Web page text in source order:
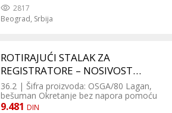
konstrukcija Čelične ivice sprečavaju
ispadanje registratora Osnova i delovi koji
2817
Beograd, Srbija
ROTIRAJUĆI STALAK ZA
REGISTRATORE – NOSIVOST
300KG
36.2 | Šifra proizvoda: OSGA/80 Lagan,
bešuman Okretanje bez napora pomoću
kugličnog ležaja Slojevi obložene iverice
9.481 DIN